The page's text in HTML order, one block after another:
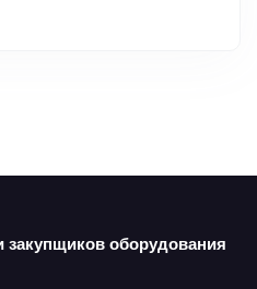
оборудования